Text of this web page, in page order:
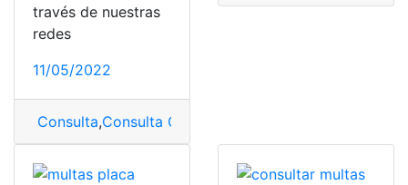
través de nuestras
redes
11/05/2022
Consulta,Consulta Online